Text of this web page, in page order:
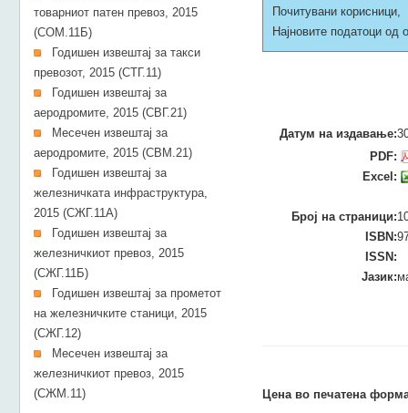
Почитувани корисници,
Најновите податоци од
Датум на издавање:
PDF:
Excel:
Број на страници:
ISBN:
ISSN:
Јазик:
Цена во печатена
товарниот патен превоз, 2015
(СОМ.11Б)
Годишен извештај за такси
превозот, 2015 (СТГ.11)
Годишен извештај за
аеродромите, 2015 (СВГ.21)
Месечен извештај за
аеродромите, 2015 (СВМ.21)
Годишен извештај за
железничката инфраструктура,
2015 (СЖГ.11А)
Годишен извештај за
железничкиот превоз, 2015
(СЖГ.11Б)
Годишен извештај за прометот
на железничките станици, 2015
(СЖГ.12)
Месечен извештај за
железничкиот превоз, 2015
(СЖM.11)